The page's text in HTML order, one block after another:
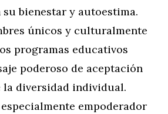
bienestar y autoestima.
únicos y culturalmente
programas educativos
poderoso de aceptación
la diversidad individual.
empoderador